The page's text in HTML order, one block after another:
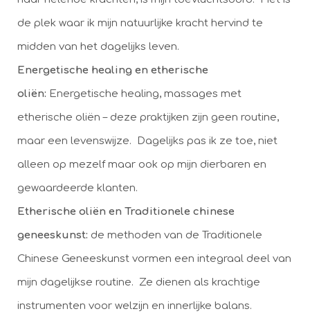
de plek waar ik mijn natuurlijke kracht hervind te
midden van het dagelijks leven.
Energetische healing en etherische
oliën: Energetische healing, massages met
etherische oliën – deze praktijken zijn geen routine,
maar een levenswijze. Dagelijks pas ik ze toe, niet
alleen op mezelf maar ook op mijn dierbaren en
gewaardeerde klanten.
Etherische oliën en Traditionele chinese
geneeskunst: de methoden van de Traditionele
Chinese Geneeskunst vormen een integraal deel van
mijn dagelijkse routine. Ze dienen als krachtige
instrumenten voor welzijn en innerlijke balans.